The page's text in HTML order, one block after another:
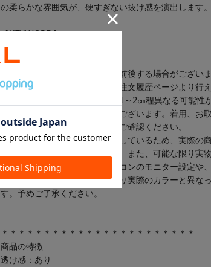
の柔らかな雰囲気が、硬すぎない抜け感を演出します。
春服
※生産の都合上、お届け時期が前後する場合がござい
約商品のお届け時期の確認は、注文履歴ページより行え
※個体差があるため、サイズが1～2㎝程異なる可能性
※お色物は色移りする可能性がございます。着用、お
りますアテンションタグを必ずご確認ください。
※商品画像はサンプル品を使用しているため、実際の
が若干異なる場合がございます。また、可能な限り実
ていますが、使用しているパソコンのモニター設定や、
携帯電話のメーカー・機種により実際のカラーと異な
す。予めご了承ください。
＊＊＊＊＊＊＊＊＊＊＊＊＊＊＊＊＊＊＊＊＊＊＊
商品の特徴
透け感：あり